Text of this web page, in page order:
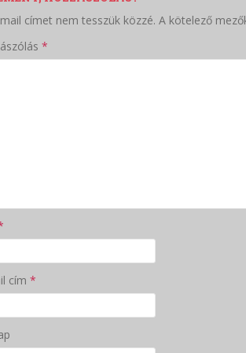
címet nem tesszük közzé. A kötelező
*
cím *